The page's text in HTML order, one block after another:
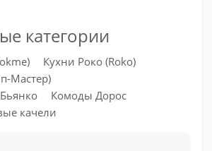
категории
Кухни Роко (Roko)
Мастер)
Комоды Дорос
качели